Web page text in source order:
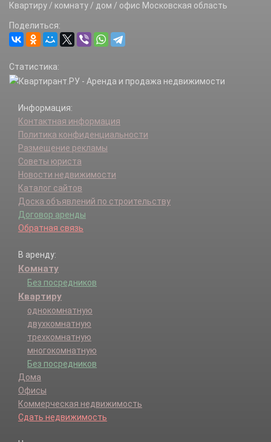
Квартиру / комнату / дом / офис Московская область
Поделиться:
Статистика:
Информация:
Контактная информация
Политика конфиденциальности
Размещение рекламы
Советы юриста
Новости недвижимости
Каталог сайтов
Доска объявлений по строительству
Договор аренды
Обратная связь
В аренду:
Комнату
Без посредников
Квартиру
однокомнатную
двухкомнатную
трехкомнатную
многокомнатную
Без посредников
Дома
Офисы
Коммерческая недвижимость
Сдать недвижимость